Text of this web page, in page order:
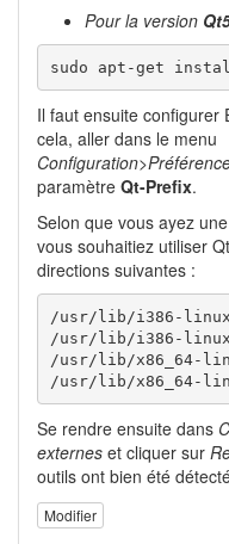
Pour la version
sudo apt-get
Il faut ensuite configurer
cela, aller dans le menu
paramètre Qt-Prefix.
Selon que vous ayez
vous souhaitiez utiliser
directions suivantes :
/usr/lib/i386-
/usr/lib/i386-
/usr/lib/x86_64-
/usr/lib/x86_64-
Se rendre ensuite dans
externes et cliquer sur
outils ont bien été
Modifier